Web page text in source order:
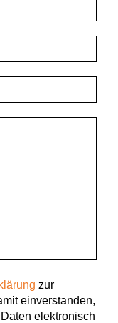
zur
einverstanden,
elektronisch